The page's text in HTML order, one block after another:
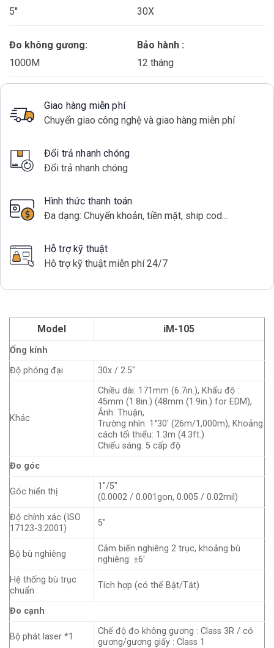
5''
30X
Đo không gương:
1000M
Bảo hành :
12 tháng
Giao hàng miễn phí
Chuyển giao công nghệ và giao hàng miễn phí
Đổi trả nhanh chóng
Đổi trả nhanh chóng
Hình thức thanh toán
Đa dạng: Chuyển khoản, tiền mặt, ship cod...
Hỗ trợ kỹ thuật
Hỗ trợ kỹ thuật miễn phí 24/7
Model iM-105
Ống kính
Độ phóng đại
30x / 2.5"
Khác
Chiều dài: 171mm (6.7in.), Khẩu độ :
45mm (1.8in.) (48mm (1.9in.) for EDM),
Ảnh: Thuận,
Trường nhìn: 1°30' (26m/1,000m), Khoảng
cách tối thiểu: 1.3m (4.3ft.)
Chiếu sáng: 5 cấp độ
Đo góc
Góc hiển thị
1"/5"
(0.0002 / 0.001gon, 0.005 / 0.02mil)
Độ chính xác (ISO
17123-3:2001)
5"
Bộ bù nghiêng
Cảm biến nghiêng 2 trục, khoảng bù
nghiêng: ±6'
Hệ thống bù trục
chuẩn
Tích hợp (có thể Bật/Tắt)
Đo cạnh
Bộ phát laser *1
Chế độ đo không gương : Class 3R / có
gương/gương giấy : Class 1